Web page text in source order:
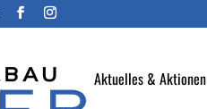
Aktuelles & Aktionen